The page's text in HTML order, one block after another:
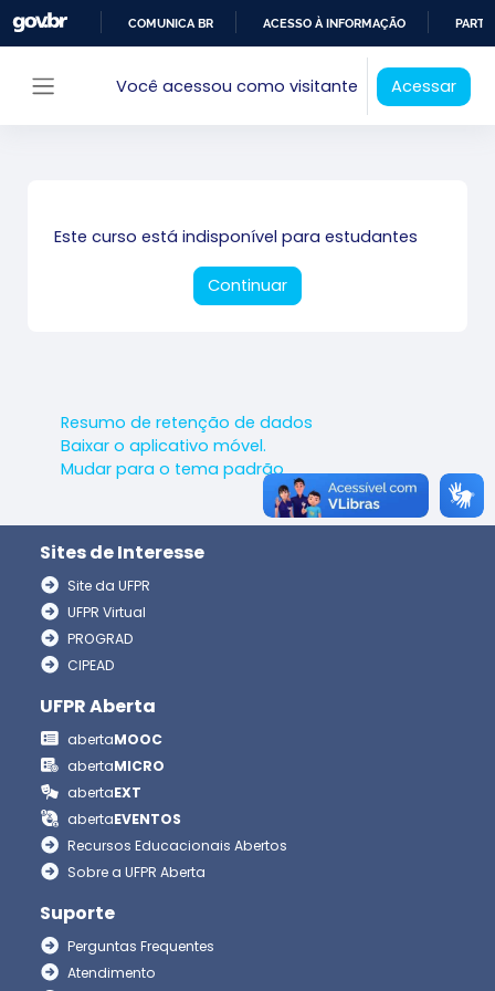
Ir para o conteúdo principal
PARA
COMUNICA BR ACESSO À INFORMAÇÃO
Você acessou como visitante Acessar
Este curso está indisponível para estudantes
Continuar
Resumo de retenção de dados
Baixar o aplicativo móvel.
Mudar para o tema padrão
Sites de Interesse
Site da UFPR
UFPR Virtual
PROGRAD
CIPEAD
UFPR Aberta
abertaMOOC
abertaMICRO
abertaEXT
abertaEVENTOS
Recursos Educacionais Abertos
Sobre a UFPR Aberta
Suporte
Perguntas Frequentes
Atendimento